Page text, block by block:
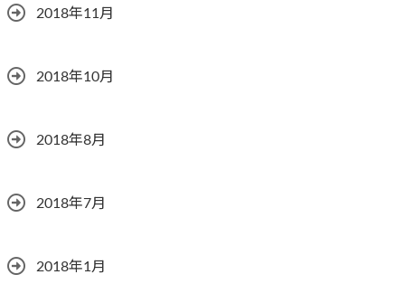
2018年11月
2018年10月
2018年8月
2018年7月
2018年1月